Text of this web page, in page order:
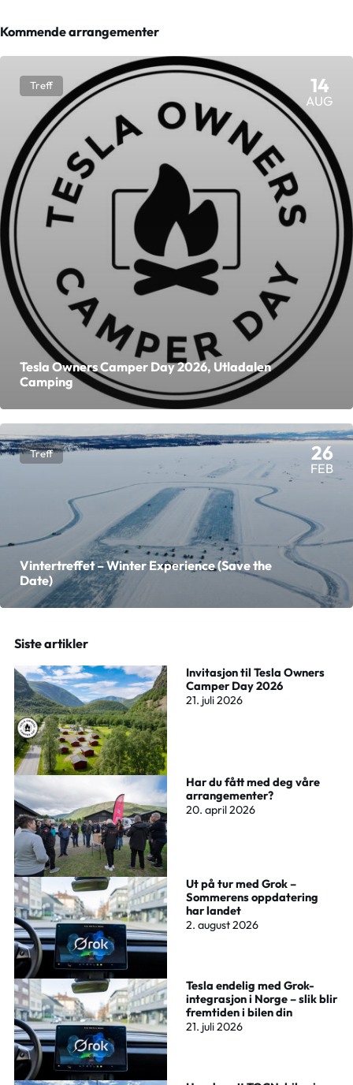
Kommende arrangementer
Treff 14
AUG
Tesla Owners Camper Day 2026, Utladalen
Camping
Treff 26
FEB
Vintertreffet – Winter Experience (Save the
Date)
Siste artikler
Invitasjon til Tesla Owners
Camper Day 2026
21. juli 2026
Har du fått med deg våre
arrangementer?
20. april 2026
Ut på tur med Grok –
Sommerens oppdatering
har landet
2. august 2026
Tesla endelig med Grok-
integrasjon i Norge – slik blir
fremtiden i bilen din
21. juli 2026